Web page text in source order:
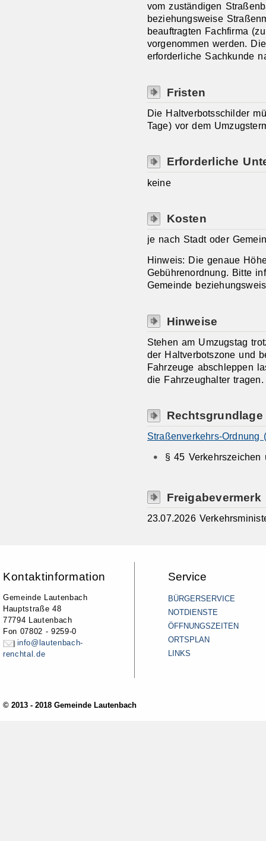
vom zuständigen
beziehungsweise
beauftragten Fachfirma
vorgenommen werden.
erforderliche Sachkunde
Fristen
Die Haltverbotsschilder
Tage) vor dem
Erforderliche
keine
Kosten
je nach Stadt oder
Hinweis: Die genaue
Gebührenordnung. Bitte
Gemeinde
Hinweise
Stehen am Umzugstag
der Haltverbotszone und
Fahrzeuge abschleppen
die Fahrzeughalter tragen.
Rechtsgrundlage
Straßenverkehrs-Ordnung
§ 45 Verkehrszeichen
Freigabevermerk
23.07.2026
Kontaktinformation
Gemeinde Lautenbach
Hauptstraße 48
77794 Lautenbach
Fon 07802 - 9259-0
info@lautenbach-
renchtal.de
Service
BÜRGERSERVICE
NOTDIENSTE
ÖFFNUNGSZEITEN
ORTSPLAN
LINKS
© 2013 - 2018 Gemeinde Lautenbach